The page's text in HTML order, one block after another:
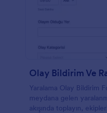
Olay Bildirim Ve
Yaralama Olay Bildirim
meydana gelen
akışında toplayın,